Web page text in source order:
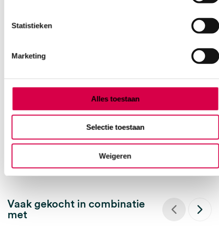
Statistieken
Marketing
Alles toestaan
Selectie toestaan
Weigeren
Omron M500 Intelli IT volautomatische
OMRON
Direct leverbaar
Vaak gekocht in combinatie
met